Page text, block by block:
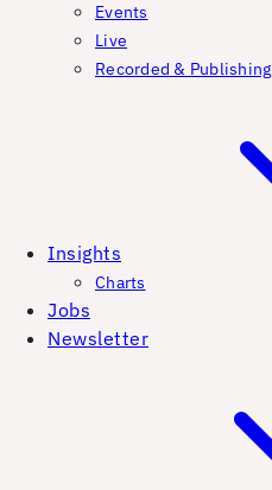
Events
Live
Recorded & Publishing
Insights
Charts
Jobs
Newsletter